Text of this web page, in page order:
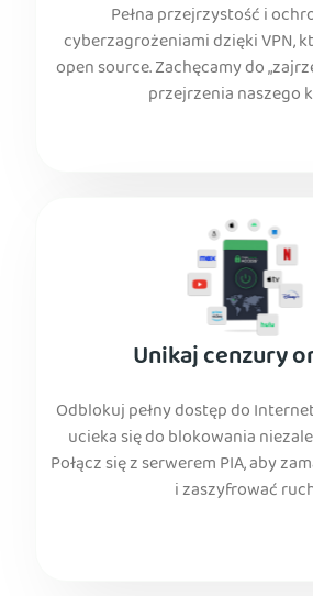
Pełna przejrzystość i
cyberzagrożeniami dzięki VPN,
open source. Zachęcamy do
przejrzenia naszego
Unikaj cenzury
Odblokuj pełny dostęp do
ucieka się do blokowania
Połącz się z serwerem PIA, aby
i zaszyfrować